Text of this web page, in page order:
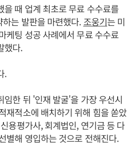
을 때 업계 최초로 무료 수수료를
는 발판을 마련했다. 조웅기는 미
케팅 성공 사례에서 무료 수수료
했다.
.
임한 뒤 '인재 발굴'을 가장 우선시
재적소에 배치하기 위해 힘을 쏟았
용평가사, 회계법인, 연기금 등 다
별해 영입하는 것으로 전해진다.